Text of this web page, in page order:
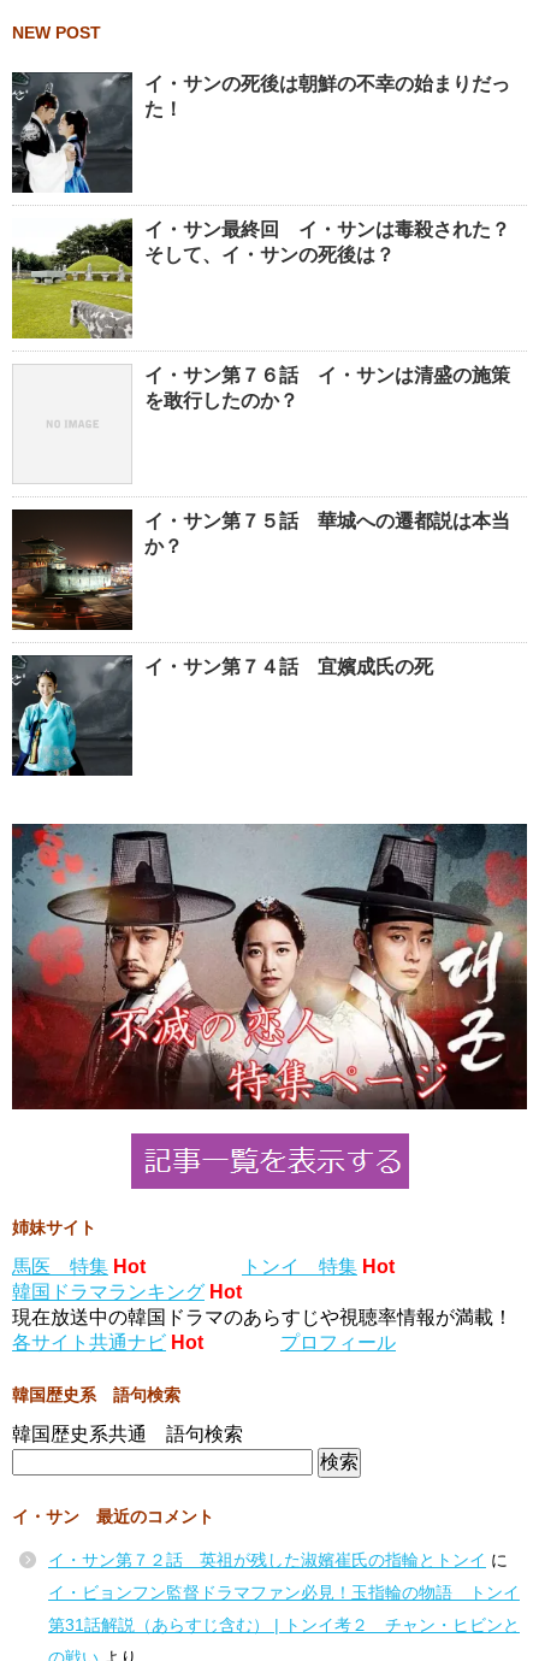
NEW POST
イ・サンの死後は朝鮮の不幸の始まりだっ
た！
イ・サン最終回 イ・サンは毒殺された？
そして、イ・サンの死後は？
イ・サン第７６話 イ・サンは清盛の施策
を敢行したのか？
イ・サン第７５話 華城への遷都説は本当
か？
イ・サン第７４話 宜嬪成氏の死
姉妹サイト
馬医 特集 Hot トンイ 特集 Hot
韓国ドラマランキング Hot
現在放送中の韓国ドラマのあらすじや視聴率情報が満載！
各サイト共通ナビ Hot プロフィール
韓国歴史系 語句検索
韓国歴史系共通 語句検索
イ・サン 最近のコメント
イ・サン第７２話 英祖が残した淑嬪崔氏の指輪とトンイ に
イ・ビョンフン監督ドラマファン必見！玉指輪の物語 トンイ
第31話解説（あらすじ含む） | トンイ考２ チャン・ヒビンと